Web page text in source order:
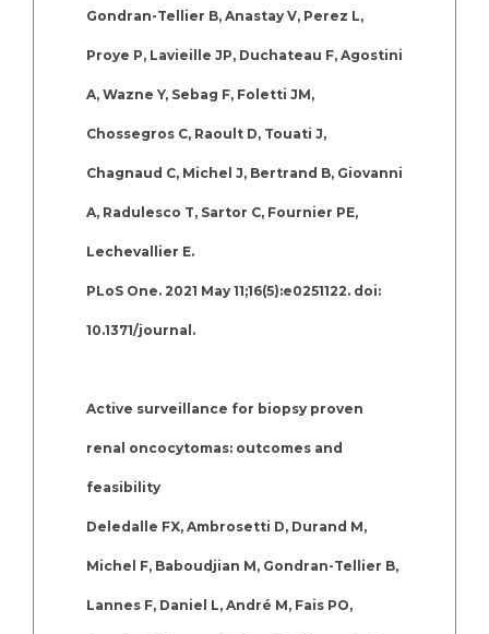
Gondran-Tellier B, Anastay V, Perez L,
Proye P, Lavieille JP, Duchateau F, Agostini
A, Wazne Y, Sebag F, Foletti JM,
Chossegros C, Raoult D, Touati J,
Chagnaud C, Michel J, Bertrand B, Giovanni
A, Radulesco T, Sartor C, Fournier PE,
Lechevallier E.
PLoS One. 2021 May 11;16(5):e0251122. doi:
10.1371/journal.
Active surveillance for biopsy proven
renal oncocytomas: outcomes and
feasibility
Deledalle FX, Ambrosetti D, Durand M,
Michel F, Baboudjian M, Gondran-Tellier B,
Lannes F, Daniel L, André M, Fais PO,